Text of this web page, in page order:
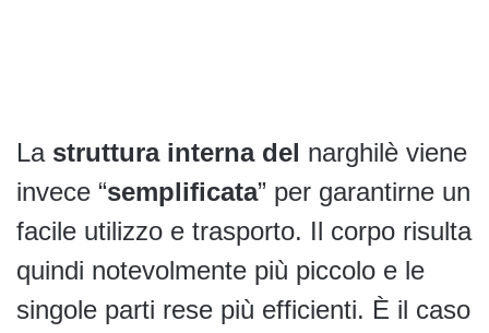
La struttura interna del narghilè viene
invece “semplificata” per garantirne un
facile utilizzo e trasporto. Il corpo risulta
quindi notevolmente più piccolo e le
singole parti rese più efficienti. È il caso